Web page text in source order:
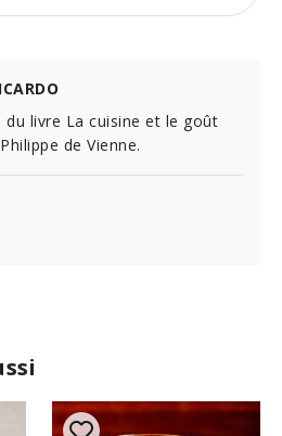
livre La cuisine et le goût
de Vienne.